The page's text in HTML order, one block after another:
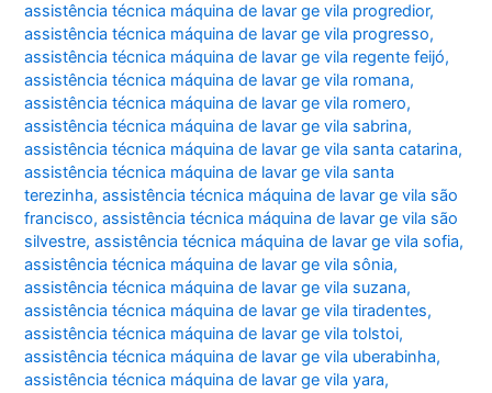
assistência técnica máquina de lavar ge vila progredior,
assistência técnica máquina de lavar ge vila progresso,
assistência técnica máquina de lavar ge vila regente feijó,
assistência técnica máquina de lavar ge vila romana,
assistência técnica máquina de lavar ge vila romero,
assistência técnica máquina de lavar ge vila sabrina,
assistência técnica máquina de lavar ge vila santa catarina,
assistência técnica máquina de lavar ge vila santa
terezinha,assistência técnica máquina de lavar ge vila são
francisco,assistência técnica máquina de lavar ge vila são
silvestre,assistência técnica máquina de lavar ge vila sofia,
assistência técnica máquina de lavar ge vila sônia,
assistência técnica máquina de lavar ge vila suzana,
assistência técnica máquina de lavar ge vila tiradentes,
assistência técnica máquina de lavar ge vila tolstoi,
assistência técnica máquina de lavar ge vila uberabinha,
assistência técnica máquina de lavar ge vila yara,